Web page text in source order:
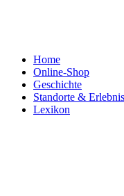
Home
Online-Shop
Geschichte
Standorte &
Lexikon